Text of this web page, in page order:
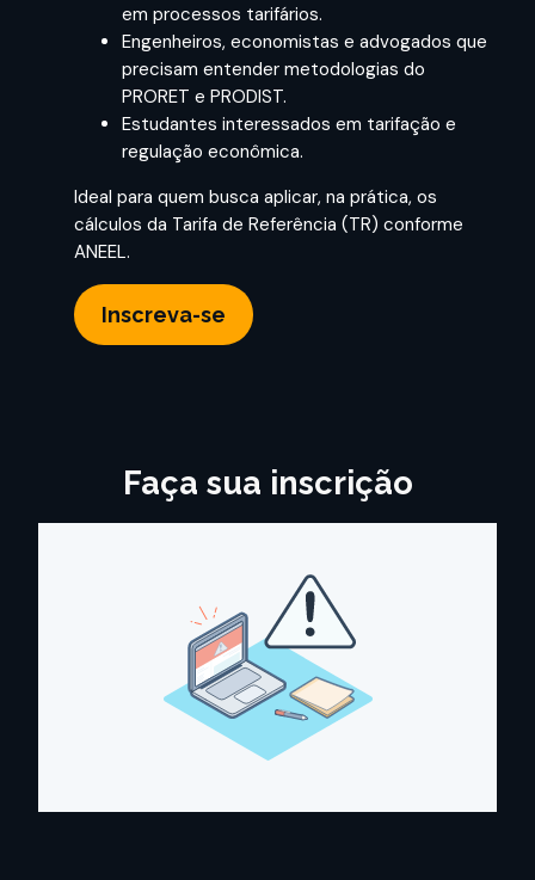
em processos tarifários.
Engenheiros, economistas e advogados que
precisam entender metodologias do
PRORET e PRODIST.
Estudantes interessados em tarifação e
regulação econômica.
Ideal para quem busca aplicar, na prática, os
cálculos da Tarifa de Referência (TR) conforme
ANEEL.
Inscreva-se
Faça sua inscrição